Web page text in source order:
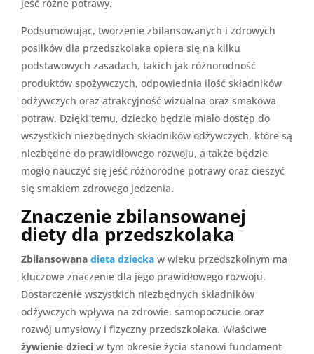
jeść różne potrawy.
Podsumowując, tworzenie zbilansowanych i zdrowych
posiłków dla przedszkolaka opiera się na kilku
podstawowych zasadach, takich jak różnorodność
produktów spożywczych, odpowiednia ilość składników
odżywczych oraz atrakcyjność wizualna oraz smakowa
potraw. Dzięki temu, dziecko będzie miało dostęp do
wszystkich niezbędnych składników odżywczych, które są
niezbędne do prawidłowego rozwoju, a także będzie
mogło nauczyć się jeść różnorodne potrawy oraz cieszyć
się smakiem zdrowego jedzenia.
Znaczenie zbilansowanej
diety dla przedszkolaka
Zbilansowana dieta dziecka w wieku przedszkolnym ma
kluczowe znaczenie dla jego prawidłowego rozwoju.
Dostarczenie wszystkich niezbędnych składników
odżywczych wpływa na zdrowie, samopoczucie oraz
rozwój umysłowy i fizyczny przedszkolaka. Właściwe
żywienie dzieci w tym okresie życia stanowi fundament